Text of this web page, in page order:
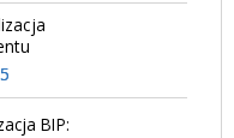
BIP: